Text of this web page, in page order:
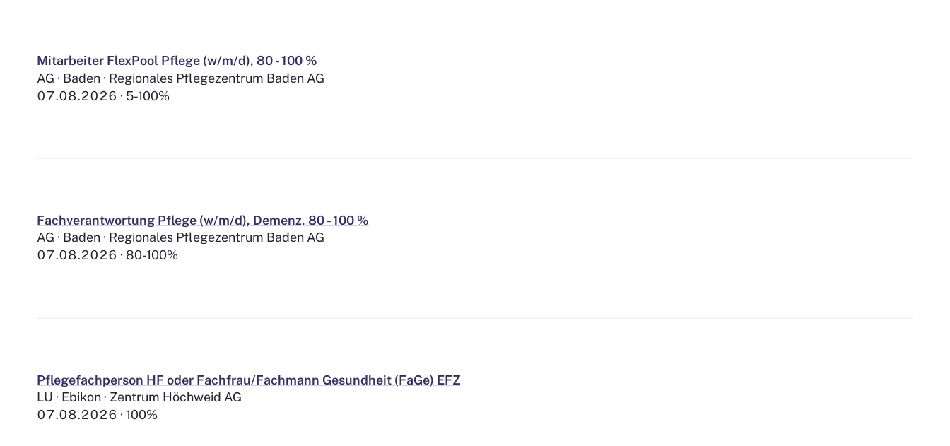
Mitarbeiter FlexPool Pflege (w/m/d), 80 - 100 %
AG · Baden · Regionales Pflegezentrum Baden AG
07.08.2026
5-100%
Fachverantwortung Pflege (w/m/d), Demenz, 80 - 100 %
AG · Baden · Regionales Pflegezentrum Baden AG
07.08.2026
80-100%
Pflegefachperson HF oder Fachfrau/Fachmann Gesundheit (FaGe) EFZ
LU · Ebikon · Zentrum Höchweid AG
07.08.2026
100%